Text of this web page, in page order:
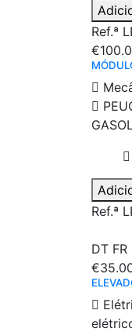
Ref.ª
Ref.ª
DT FR